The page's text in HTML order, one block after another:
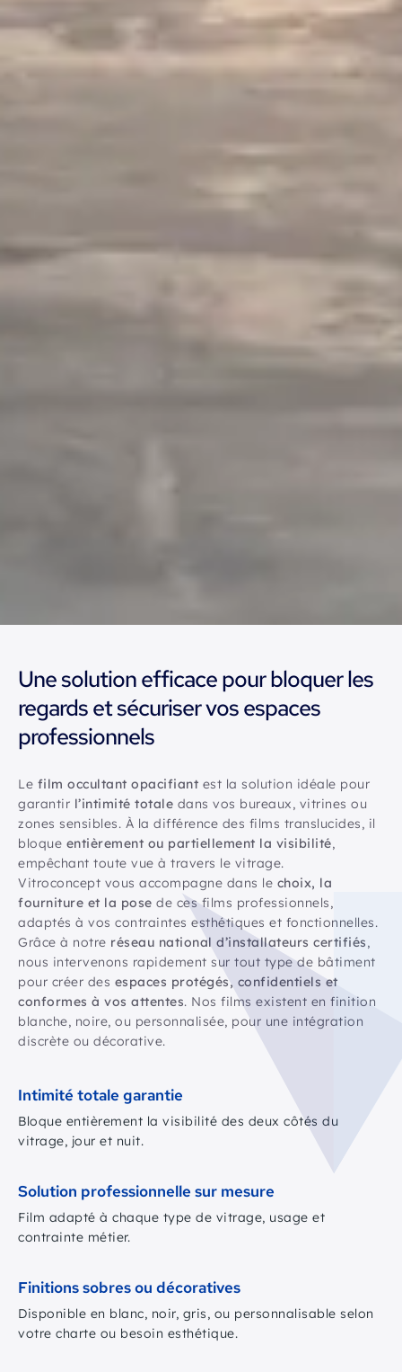
Une solution efficace pour bloquer les
regards et sécuriser vos espaces
professionnels
Le film occultant opacifiant est la solution idéale pour
garantir l’intimité totale dans vos bureaux, vitrines ou
zones sensibles. À la différence des films translucides, il
bloque entièrement ou partiellement la visibilité,
empêchant toute vue à travers le vitrage.
Vitroconcept vous accompagne dans le choix, la
fourniture et la pose de ces films professionnels,
adaptés à vos contraintes esthétiques et fonctionnelles.
Grâce à notre réseau national d’installateurs certifiés,
nous intervenons rapidement sur tout type de bâtiment
pour créer des espaces protégés, confidentiels et
conformes à vos attentes. Nos films existent en finition
blanche, noire, ou personnalisée, pour une intégration
discrète ou décorative.
Intimité totale garantie
Bloque entièrement la visibilité des deux côtés du
vitrage, jour et nuit.
Solution professionnelle sur mesure
Film adapté à chaque type de vitrage, usage et
contrainte métier.
Finitions sobres ou décoratives
Disponible en blanc, noir, gris, ou personnalisable selon
votre charte ou besoin esthétique.